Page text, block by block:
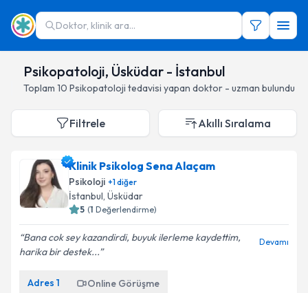
Doktor, klinik ara...
Psikopatoloji, Üsküdar - İstanbul
Toplam 10 Psikopatoloji tedavisi yapan doktor - uzman bulundu
Filtrele Akıllı Sıralama
Klinik Psikolog Sena Alaçam
Psikoloji +1diğer
İstanbul, Üsküdar
5 (1 Değerlendirme)
Bana cok sey kazandirdi, buyuk ilerleme kaydettim,
harika bir destek...
Devamı
Adres 1 Online Görüşme